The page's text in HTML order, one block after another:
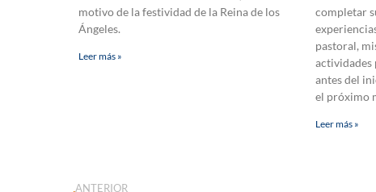
motivo de la festividad de la Reina de los
Ángeles.
Leer más »
completar
pastoral,
actividades
antes del
el próximo
Leer más »
ANTERIOR